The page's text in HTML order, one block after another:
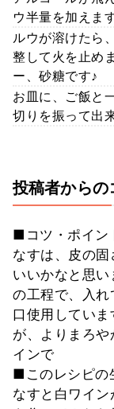
ウ半量を加えます
ルウが溶けたら
整して火を止め
ー、砂糖です♪
お皿に、ご飯と
切りを振って出
投稿者からの
■コツ・ポイン
なすは、皮の
いいかなと思
の工程で、入
口使用していま
が、よりまろ
インで
■このレシピの
なすと白ワイ